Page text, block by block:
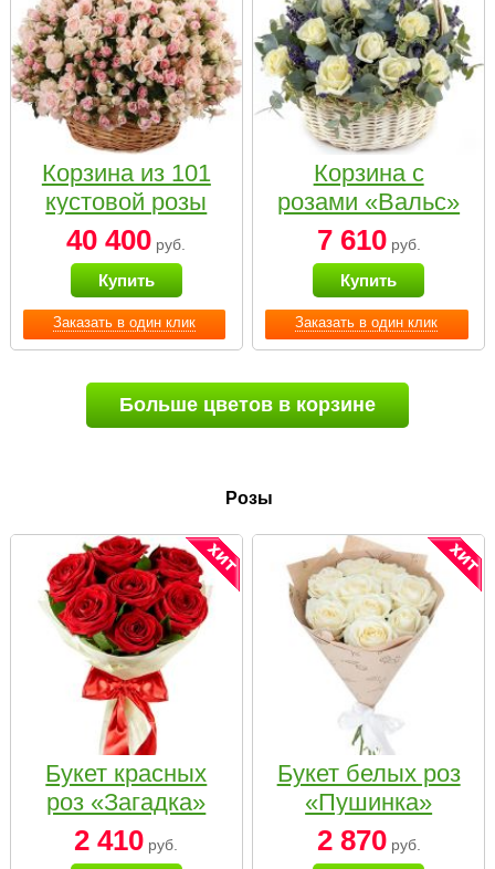
Заказать в один клик
Корзина из 101
кустовой розы
нежных тонов
40 400 руб.
Купить
Заказать в один клик
Корзина с
розами «Вальс»
7 610руб.
Купить
Больше цветов в корзине
Розы
Букет красных
роз «Загадка»
2 410 руб.
Букет белых роз
«Пушинка»
2 870руб.